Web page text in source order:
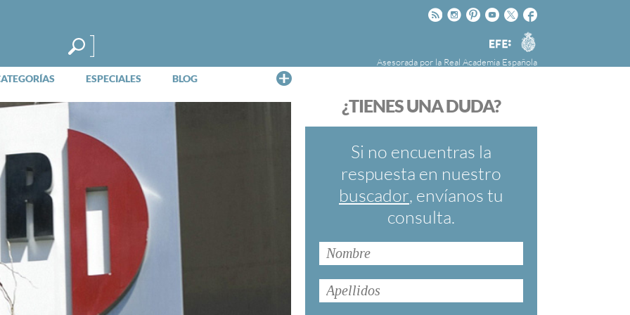
Facebook
Twitter
Youtube
Pinteres
Instagram
Rss
Agencia
EFE
Asesorada por la Real Academia Española
ESPECIALES BLOG
FundéuRAE es una fundación patrocinada por
cuyo objetivo es colaborar con el buen uso del
español en los medios de comunicación y en
Internet.
¿TIENES UNA DUDA?
Si no encuentras la
respuesta en nuestro
buscador, envíanos tu
consulta.